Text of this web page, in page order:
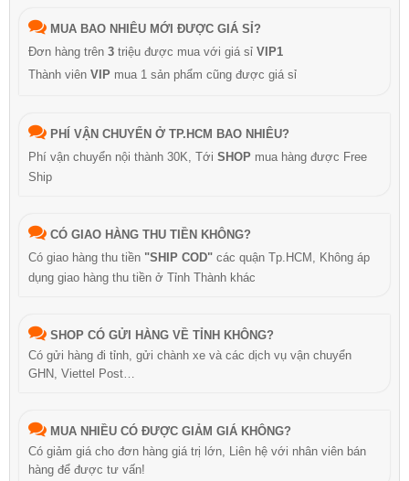
MUA BAO NHIÊU MỚI ĐƯỢC GIÁ SỈ?
Đơn hàng trên 3 triệu được mua với giá sỉ VIP1
Thành viên VIP mua 1 sản phẩm cũng được giá sỉ
PHÍ VẬN CHUYỂN Ở TP.HCM BAO NHIÊU?
Phí vận chuyển nội thành 30K, Tới SHOP mua hàng được Free
Ship
CÓ GIAO HÀNG THU TIỀN KHÔNG?
Có giao hàng thu tiền "SHIP COD" các quận Tp.HCM, Không áp
dụng giao hàng thu tiền ở Tỉnh Thành khác
SHOP CÓ GỬI HÀNG VỀ TỈNH KHÔNG?
Có gửi hàng đi tỉnh, gửi chành xe và các dịch vụ vận chuyển
GHN, Viettel Post…
MUA NHIỀU CÓ ĐƯỢC GIẢM GIÁ KHÔNG?
Có giảm giá cho đơn hàng giá trị lớn, Liên hệ với nhân viên bán
hàng để được tư vấn!